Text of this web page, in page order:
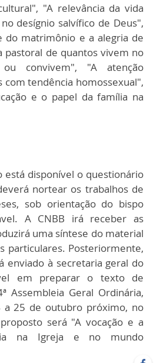
"A relevância da vida
desígnio salvífico de Deus",
do matrimônio e a alegria de
pastoral de quantos vivem no
convivem", "A atenção
com tendência homossexual",
e o papel da família na
está disponível o questionário
nortear os trabalhos de
sob orientação do bispo
A CNBB irá receber as
uma síntese do material
particulares. Posteriormente,
enviado à secretaria geral do
em preparar o texto de
Assembleia Geral Ordinária,
a 25 de outubro próximo, no
será "A vocação e a
na Igreja e no mundo